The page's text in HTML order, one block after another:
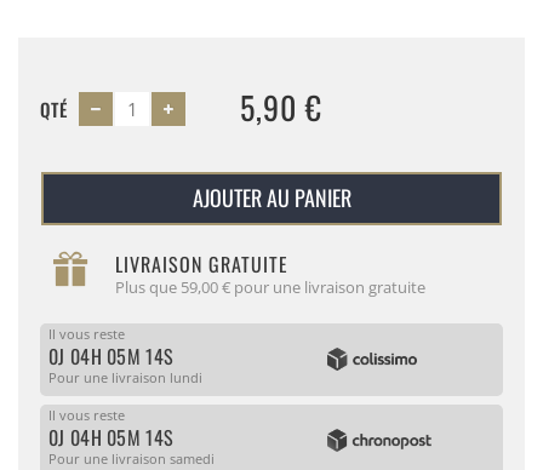
QTÉ 5,90 €
AJOUTER AU PANIER
LIVRAISON GRATUITE
Plus que 59,00 € pour une livraison gratuite
Il vous reste
0J 04H 05M 14S
Pour une livraison lundi
Il vous reste
0J 04H 05M 14S
Pour une livraison samedi